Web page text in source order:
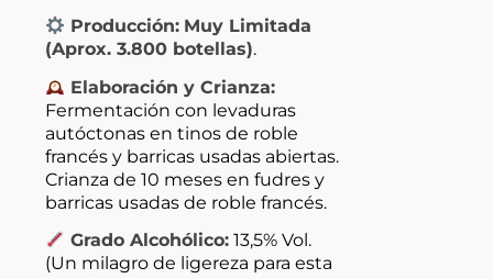
Producción: Muy Limitada
(Aprox. 3.800 botellas).
Elaboración y Crianza:
Fermentación con levaduras
autóctonas en tinos de roble
francés y barricas usadas abiertas.
Crianza de 10 meses en fudres y
barricas usadas de roble francés.
Grado Alcohólico:13,5% Vol.
(Un milagro de ligereza para esta